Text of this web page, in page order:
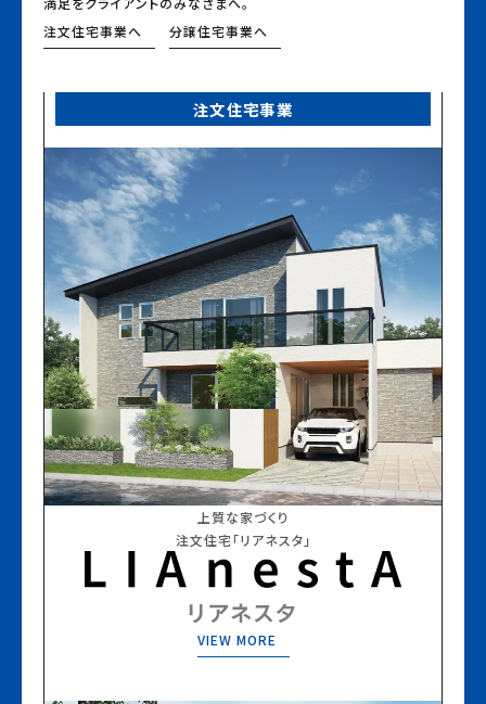
注文住宅事業へ
分譲住宅事業へ
注文住宅事業
上質な家づくり
注文住宅「リアネスタ」
VIEW MORE